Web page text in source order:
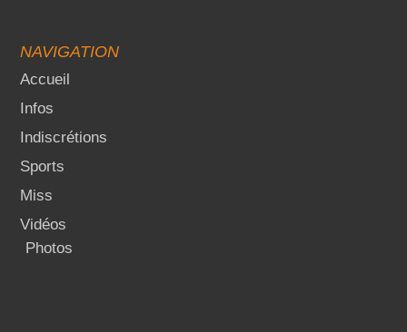
NAVIGATION
Accueil
Infos
Indiscrétions
Sports
Miss
Vidéos
Photos